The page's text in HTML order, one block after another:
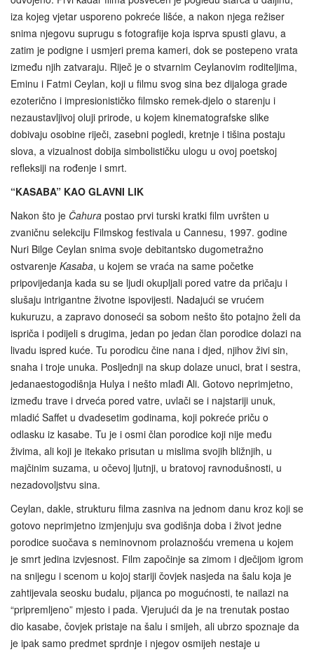
iza kojeg vjetar usporeno pokreće lišće, a nakon njega režiser
snima njegovu suprugu s fotografije koja isprva spusti glavu, a
zatim je podigne i usmjeri prema kameri, dok se postepeno vrata
između njih zatvaraju. Riječ je o stvarnim Ceylanovim roditeljima,
Eminu i Fatmi Ceylan, koji u filmu svog sina bez dijaloga grade
ezoterično i impresionističko filmsko remek-djelo o starenju i
nezaustavljivoj oluji prirode, u kojem kinematografske slike
dobivaju osobine riječi, zasebni pogledi, kretnje i tišina postaju
slova, a vizualnost dobija simbolističku ulogu u ovoj poetskoj
refleksiji na rođenje i smrt.
“KASABA” KAO GLAVNI LIK
Nakon što je Čahura postao prvi turski kratki film uvršten u
zvaničnu selekciju Filmskog festivala u Cannesu, 1997. godine
Nuri Bilge Ceylan snima svoje debitantsko dugometražno
ostvarenje Kasaba, u kojem se vraća na same početke
pripovijedanja kada su se ljudi okupljali pored vatre da pričaju i
slušaju intrigantne životne ispovijesti. Nadajući se vrućem
kukuruzu, a zapravo donoseći sa sobom nešto što potajno želi da
ispriča i podijeli s drugima, jedan po jedan član porodice dolazi na
livadu ispred kuće. Tu porodicu čine nana i djed, njihov živi sin,
snaha i troje unuka. Posljednji na skup dolaze unuci, brat i sestra,
jedanaestogodišnja Hulya i nešto mlađi Ali. Gotovo neprimjetno,
između trave i drveća pored vatre, uvlači se i najstariji unuk,
mladić Saffet u dvadesetim godinama, koji pokreće priču o
odlasku iz kasabe. Tu je i osmi član porodice koji nije među
živima, ali koji je itekako prisutan u mislima svojih bližnjih, u
majčinim suzama, u očevoj ljutnji, u bratovoj ravnodušnosti, u
nezadovoljstvu sina.
Ceylan, dakle, strukturu filma zasniva na jednom danu kroz koji se
gotovo neprimjetno izmjenjuju sva godišnja doba i život jedne
porodice suočava s neminovnom prolaznošću vremena u kojem
je smrt jedina izvjesnost. Film započinje sa zimom i dječijom igrom
na snijegu i scenom u kojoj stariji čovjek nasjeda na šalu koja je
zahtijevala seosku budalu, pijanca po mogućnosti, te nailazi na
“pripremljeno” mjesto i pada. Vjerujući da je na trenutak postao
dio kasabe, čovjek pristaje na šalu i smijeh, ali ubrzo spoznaje da
je ipak samo predmet sprdnje i njegov osmijeh nestaje u